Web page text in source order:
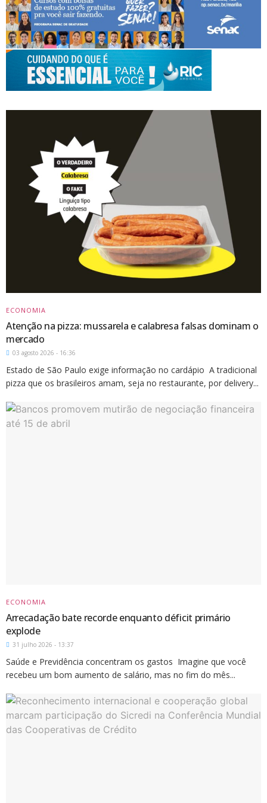
ECONOMIA
Atenção na pizza: mussarela e calabresa falsas dominam o
mercado
03 agosto 2026 - 16:36
Estado de São Paulo exige informação no cardápio A tradicional
pizza que os brasileiros amam, seja no restaurante, por delivery...
ECONOMIA
Arrecadação bate recorde enquanto déficit primário
explode
31 julho 2026 - 13:37
Saúde e Previdência concentram os gastos Imagine que você
recebeu um bom aumento de salário, mas no fim do mês...